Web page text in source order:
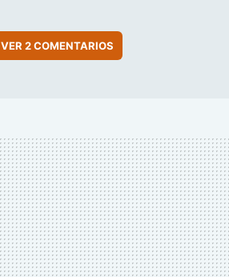
VER2 COMENTARIOS